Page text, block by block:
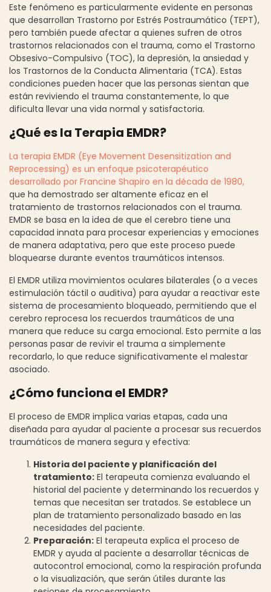
Este fenómeno es particularmente evidente en personas
que desarrollan Trastorno por Estrés Postraumático (TEPT),
pero también puede afectar a quienes sufren de otros
trastornos relacionados con el trauma, como el Trastorno
Obsesivo-Compulsivo (TOC), la depresión, la ansiedad y
los Trastornos de la Conducta Alimentaria (TCA). Estas
condiciones pueden hacer que las personas sientan que
están reviviendo el trauma constantemente, lo que
dificulta llevar una vida normal y satisfactoria.
¿Qué es la Terapia EMDR?
La terapia EMDR (Eye Movement Desensitization and
Reprocessing) es un enfoque psicoterapéutico
desarrollado por Francine Shapiro en la década de 1980,
que ha demostrado ser altamente eficaz en el
tratamiento de trastornos relacionados con el trauma.
EMDR se basa en la idea de que el cerebro tiene una
capacidad innata para procesar experiencias y emociones
de manera adaptativa, pero que este proceso puede
bloquearse durante eventos traumáticos intensos.
El EMDR utiliza movimientos oculares bilaterales (o a veces
estimulación táctil o auditiva) para ayudar a reactivar este
sistema de procesamiento bloqueado, permitiendo que el
cerebro reprocesa los recuerdos traumáticos de una
manera que reduce su carga emocional. Esto permite a las
personas pasar de revivir el trauma a simplemente
recordarlo, lo que reduce significativamente el malestar
asociado.
¿Cómo funciona el EMDR?
El proceso de EMDR implica varias etapas, cada una
diseñada para ayudar al paciente a procesar sus recuerdos
traumáticos de manera segura y efectiva:
Historia del paciente y planificación del
tratamiento: El terapeuta comienza evaluando el
historial del paciente y determinando los recuerdos y
temas que necesitan ser tratados. Se establece un
plan de tratamiento personalizado basado en las
necesidades del paciente.
Preparación: El terapeuta explica el proceso de
EMDR y ayuda al paciente a desarrollar técnicas de
autocontrol emocional, como la respiración profunda
o la visualización, que serán útiles durante las